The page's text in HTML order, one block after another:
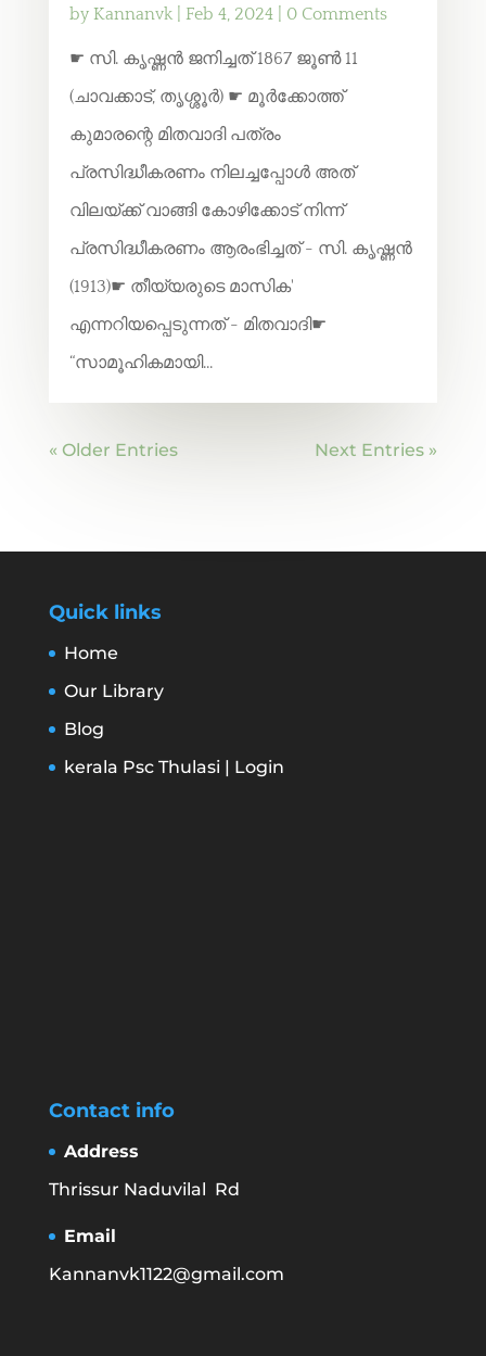
by Kannanvk| Feb 4, 2024| 0 Comments
☛ സി. കൃഷ്ണൻ ജനിച്ചത് 1867 ജൂൺ 11
(ചാവക്കാട്, തൃശ്ശൂർ) ☛ മൂർക്കോത്ത്
കുമാരന്റെ മിതവാദി പത്രം
പ്രസിദ്ധീകരണം നിലച്ചപ്പോൾ അത്
വിലയ്ക്ക് വാങ്ങി കോഴിക്കോട് നിന്ന്
പ്രസിദ്ധീകരണം ആരംഭിച്ചത് - സി. കൃഷ്ണൻ
(1913)☛ തീയ്യരുടെ മാസിക'
എന്നറിയപ്പെടുന്നത് - മിതവാദി☛
“സാമൂഹികമായി...
« Older Entries Next Entries »
Quick links
Home
Our Library
Blog
kerala Psc Thulasi | Login
Contact info
Address
Thrissur Naduvilal Rd
Email
Kannanvk1122@gmail.com